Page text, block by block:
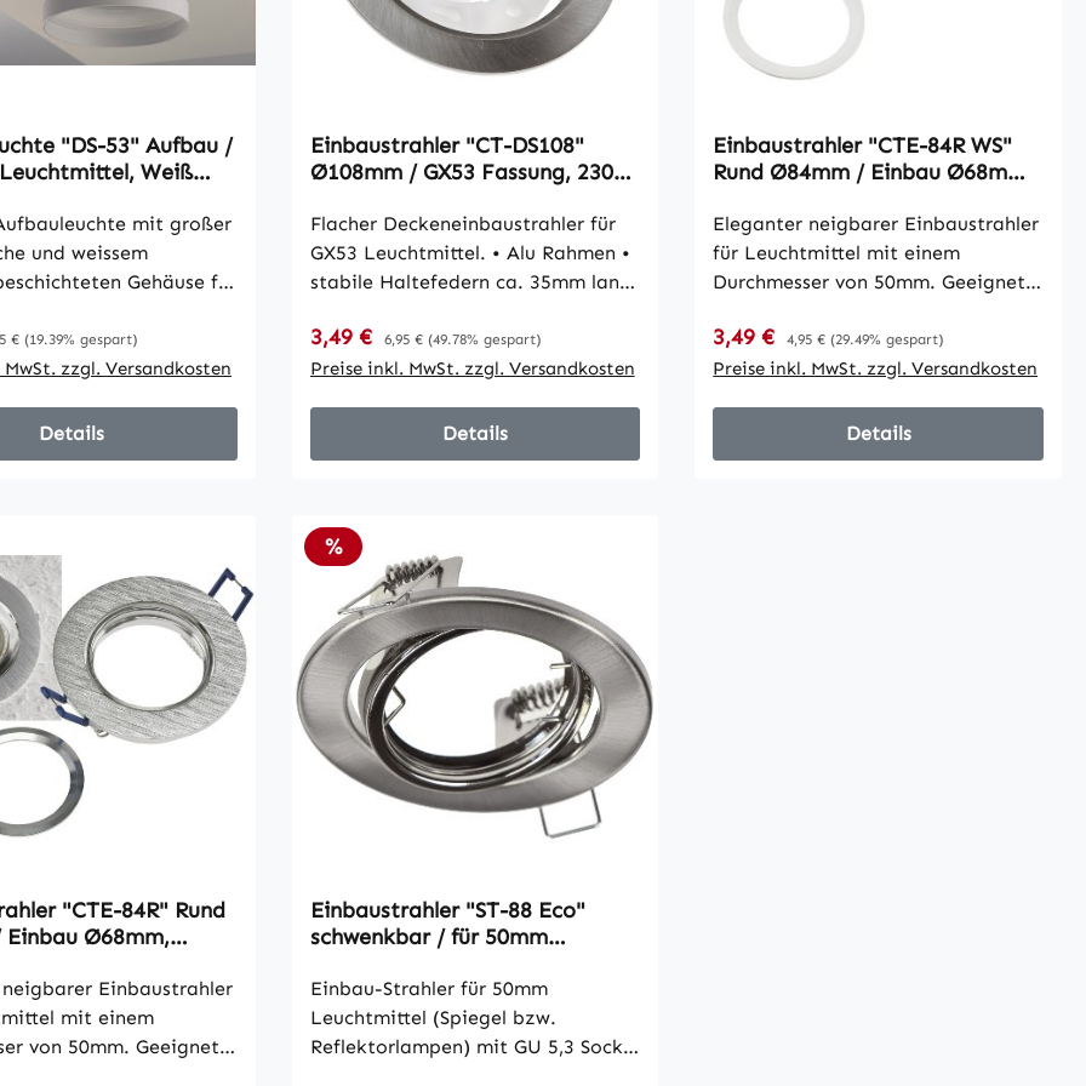
"DS-53" Aufbau /
Weiß
mit großer
und weissem
Gehäuse für
Beleuchtung in
Wohnzimmer oder
sichtbaren Schrauben.
an der Decke erfolgt
GX53 Leuchtmittel,
Stahl-Legierung •
matt weiß • ØxH
3-poliger Anschluss •
Leuchtmittel
Preis:
€ (19.39% gespart)
zzgl. Versandkosten
Details
Einbaustrahler "CT-DS108"
Ø108mm / GX53 Fassung, 230V,
Flacher Deckeneinbaustrahler für
GX53 Leuchtmittel. • Alu Rahmen •
stabile Haltefedern ca. 35mm lang
Außen Ø 108mm • Einbautiefe
26mm • unsichtbare, stabile
Bajonett Verschluss • 230V
Anschluss, ca. 15cm Kabel •
Verkaufspreis:
3,49 € Regulärer Preis:
6,95 € (49.78% gespart)
Preise inkl. MwSt. zzgl. Versandkosten
Details
Einbaustrahler "CTE-84R WS"
Rund Ø84mm / Einbau Ø68mm,
Eleganter neigbarer Einbaustrahler
für Leuchtmittel mit einem
Durchmesser von 50mm. Geeignet
sowie LED Module. Komfortable
Befestigung per Clip Ring.
hochwertiges rundes Aluminium
Verkaufspreis:
3,49 € Regulärer Preis:
4,95 € (29.49% gespart)
Preise inkl. MwSt. zzgl. Versandkosten
Details
"CTE-84R" Rund
Ø68mm,
Einbaustrahler
mit einem
von 50mm. Geeignet
Rabatt
%
Einbaustrahler "ST-88 Eco"
schwenkbar / für 50mm
Einbau-Strahler für 50mm
Leuchtmittel (Spiegel bzw.
Reflektorlampen) mit GU 5,3 Sockel